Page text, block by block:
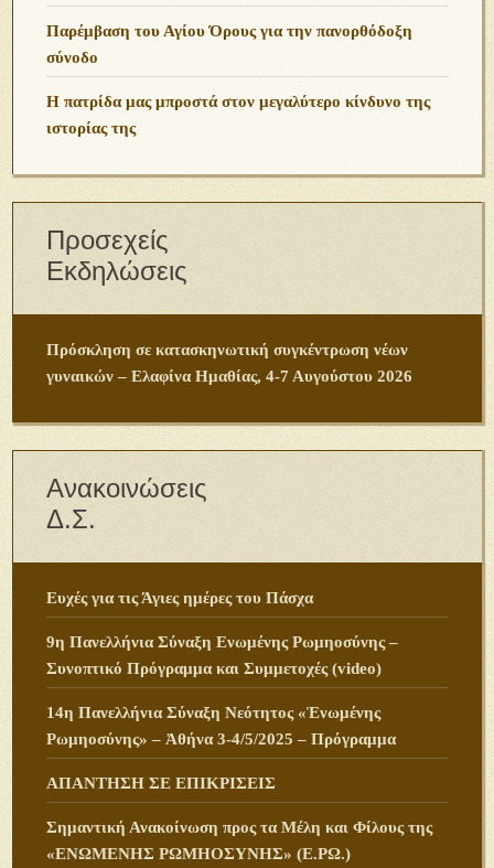
Παρέμβαση του Αγίου Όρους για την πανορθόδοξη
σύνοδο
Η πατρίδα μας μπροστά στον μεγαλύτερο κίνδυνο της
ιστορίας της
Προσεχείς
Εκδηλώσεις
Πρόσκληση σε κατασκηνωτική συγκέντρωση νέων
γυναικών – Ελαφίνα Ημαθίας, 4-7 Αυγούστου 2026
Ανακοινώσεις
Δ.Σ.
Ευχές για τις Άγιες ημέρες του Πάσχα
9η Πανελλήνια Σύναξη Ενωμένης Ρωμηοσύνης –
Συνοπτικό Πρόγραμμα και Συμμετοχές (video)
14η Πανελλήνια Σύναξη Νεότητος «Ἑνωμένης
Ρωμηοσύνης» – Ἀθήνα 3-4/5/2025 – Πρόγραμμα
ΑΠΑΝΤΗΣΗ ΣΕ ΕΠΙΚΡΙΣΕΙΣ
Σημαντική Ανακοίνωση προς τα Μέλη και Φίλους της
«ΕΝΩΜΕΝΗΣ ΡΩΜΗΟΣΥΝΗΣ» (Ε.ΡΩ.)